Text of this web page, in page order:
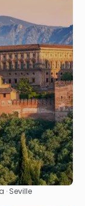
· Seville